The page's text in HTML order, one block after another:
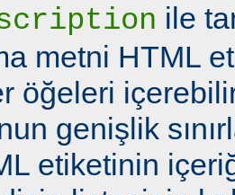
ile
metni HTML
öğeleri
genişlik
etiketinin